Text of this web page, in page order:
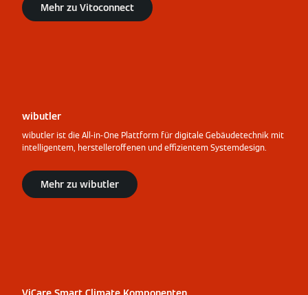
Mehr zu Vitoconnect
wibutler
wibutler ist die All-in-One Plattform für digitale Gebäudetechnik mit
intelligentem, herstelleroffenen und effizientem Systemdesign.
Mehr zu wibutler